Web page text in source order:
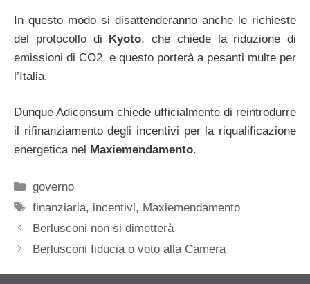
In questo modo si disattenderanno anche le richieste
del protocollo di Kyoto, che chiede la riduzione di
emissioni di CO2, e questo porterà a pesanti multe per
l’Italia.
Dunque Adiconsum chiede ufficialmente di reintrodurre
il rifinanziamento degli incentivi per la riqualificazione
energetica nel
Maxiemendamento.
Categorie
governo
Tag
finanziaria, incentivi, Maxiemendamento
Berlusconi non si dimetterà
Berlusconi fiducia o voto alla Camera